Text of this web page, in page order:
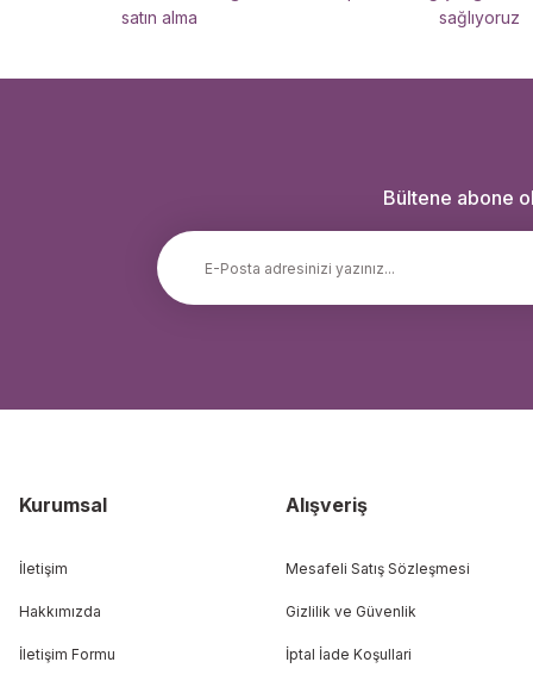
satın alma
sağlıyoruz
Bültene abone
Kurumsal
İletişim
Hakkımızda
İletişim Formu
Alışveriş
Mesafeli Satış Sözleşmesi
Gizlilik ve Güvenlik
İptal İade Koşullari